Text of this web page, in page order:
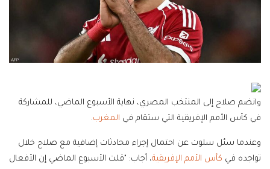
وانضم صلاح إلى المنتخب المصري، نهاية الأسبوع الماضي، للمشاركة
في كأس الأمم الإفريقية التي ستقام في المغرب.
وعندما سئل سلوت عن احتمال إجراء محادثات إضافية مع صلاح خلال
تواجده في كأس الأمم الإفريقية، أجاب: "قلت الأسبوع الماضي إن الأفعال